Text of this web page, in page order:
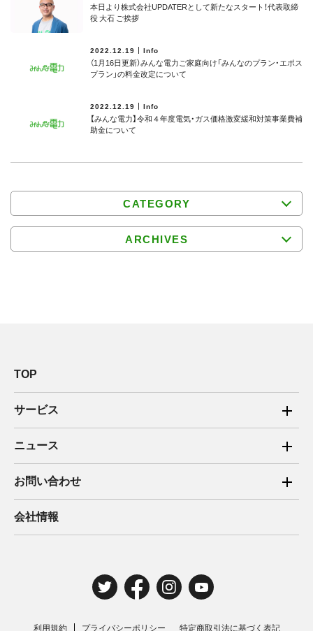
本日より株式会社UPDATERとして新たなスタート！代表取締
役 大石 ご挨拶
2022.12.19 Info
（1月16日更新）みんな電力ご家庭向け「みんなのプラン・エポス
プラン」の料金改定について
2022.12.19 Info
【みんな電力】令和４年度電気・ガス価格激変緩和対策事業費補
助⾦について
CATEGORY
ARCHIVES
TOP
サービス
ご家庭向け電力サービス
法人向け脱炭素サービス
住宅用太陽光売電 卒FIT
ニュース
2025年
2024年
お問い合わせ
ご家庭向け電力サービス・卒FIT電気の売電
法人向け脱炭素サービス・新電力向けサービス
電気工事のお申込み
会社情報
利用規約 プライバシーポリシー 特定商取引法に基づく表記